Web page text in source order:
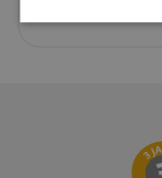
Statistik
Statistik